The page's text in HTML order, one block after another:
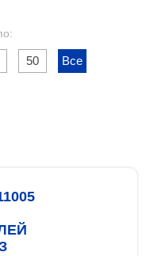
50 Все